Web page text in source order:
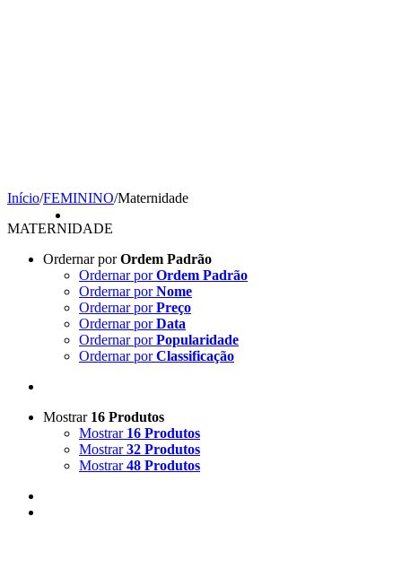
Início/FEMININO/Maternidade
MATERNIDADE
Ordernar porOrdem Padrão
Ordernar porOrdem Padrão
Ordernar porNome
Ordernar porPreço
Ordernar porData
Ordernar porPopularidade
Ordernar porClassificação
Mostrar 16 Produtos
Mostrar 16 Produtos
Mostrar32 Produtos
Mostrar48 Produtos